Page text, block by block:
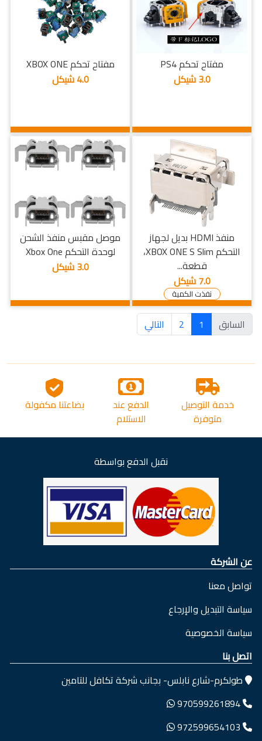
مفتاح تحكم PS4
3.0 شيكل
مفتاح تحكم XBOX ONE
4.0 شيكل
منفذ HDMI بديل لجهاز
التحكم XBOX ONE S Slim،
قطعة...
7.0 شيكل
نفذت الكمية
موصل مقبس منفذ الشحن
لوحدة التحكم Xbox One
3.0 شيكل
السابق 1
2 التالي
خدمة التوصيل
متوفرة
الدفع عند
الاستلام
بضاعتنا مكفولة
نقبل الدفع بواسطة
عن الشركة
تواصل معنا
سياسة التبديل والإرجاع
سياسة الخصوصية
اتصل بنا
طولكرم-شارع نابلس- بجانب شركة تكافل للتامين
970599261894
972599654103